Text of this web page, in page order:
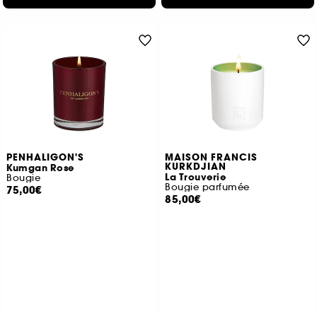
PENHALIGON'S
Kumgan Rose
Bougie
75,00€
MAISON FRANCIS
KURKDJIAN
La Trouverie
Bougie parfumée
85,00€